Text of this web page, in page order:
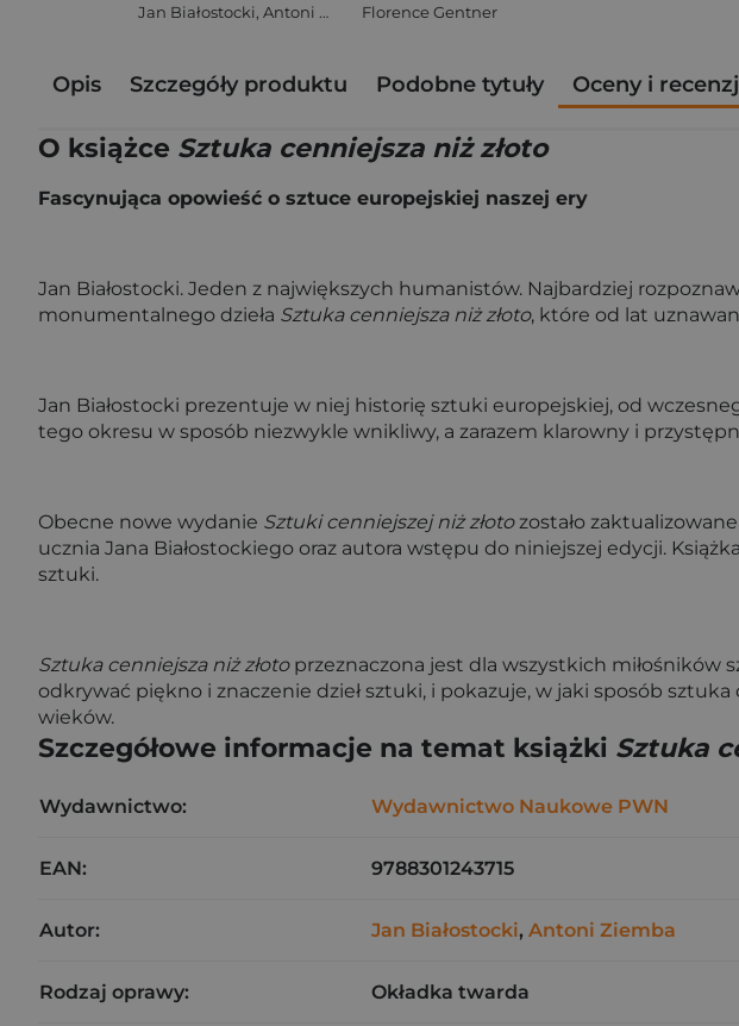
Jan Białostocki, Antoni Ziemba Florence Gentner
Opis Szczegóły produktu Podobne tytuły Oceny i
O książce Sztuka cenniejsza niż złoto
Fascynująca opowieść o sztuce europejskiej naszej ery
Jan Białostocki. Jeden z największych humanistów. Najbardziej
monumentalnego dzieła Sztuka cenniejsza niż złoto, które od lat
Jan Białostocki prezentuje w niej historię sztuki europejskiej, od
tego okresu w sposób niezwykle wnikliwy, a zarazem klarowny i
Obecne nowe wydanie Sztuki cenniejszej niż złotozostało
ucznia Jana Białostockiego oraz autora wstępu do niniejszej edycji.
sztuki.
Sztuka cenniejsza niż złotoprzeznaczona jest dla wszystkich miłośników
odkrywać piękno i znaczenie dzieł sztuki, i pokazuje, w jaki sposób
wieków.
Szczegółowe informacje na temat książki Sztuka
Wydawnictwo: Wydawnictwo Naukowe PWN
EAN: 9788301243715
Autor: Jan Białostocki, Antoni Ziemba
Rodzaj oprawy: Okładka twarda